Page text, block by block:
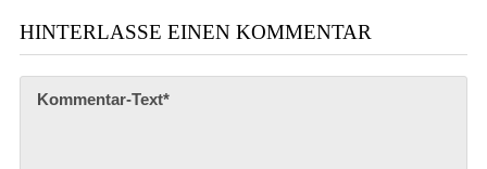
HINTERLASSE EINEN KOMMENTAR